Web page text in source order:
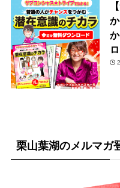
栗山葉湖のメルマガ